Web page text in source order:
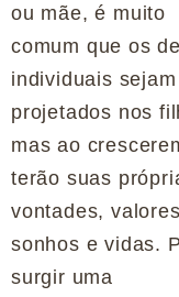
ou mãe, é muito
comum que os
individuais sejam
projetados nos
mas ao
terão suas
vontades,
sonhos e vidas.
surgir uma